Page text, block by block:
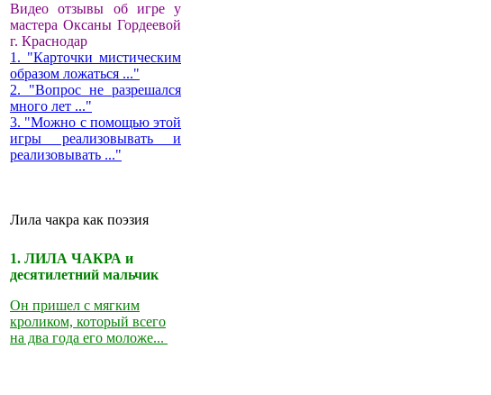
Видео отзывы об игре у
мастера Оксаны Гордеевой
г. Краснодар
1. "Карточки мистическим
образом ложаться ..."
2. "Вопрос не разрешался
много лет ..."
3. "Можно с помощью этой
игры реализовывать и
реализовывать ..."
Лила чакра как поэзия
1. ЛИЛА ЧАКРА и
десятилетний мальчик
Он пришел с мягким
кроликом, который всего
на два года его моложе...